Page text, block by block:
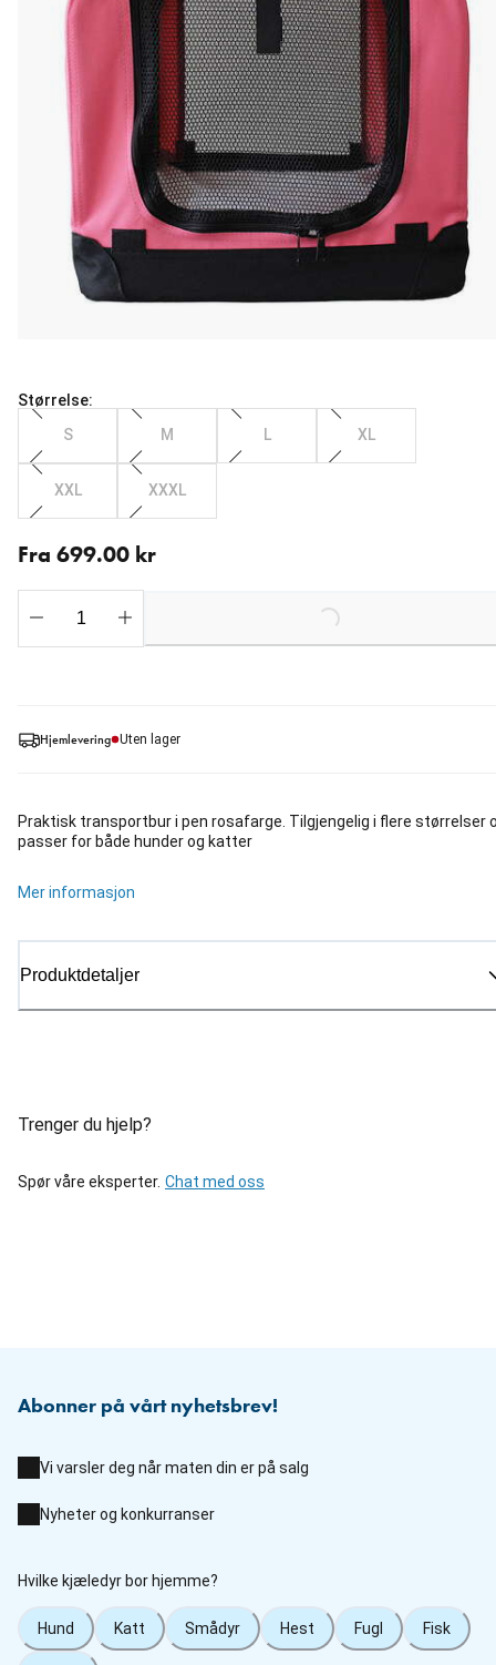
Hjemlevering Uten lager
Praktisk transportbur i pen rosafarge. Tilgjengelig i flere størrelser
passer for både hunder og katter
Mer informasjon
Produktdetaljer
Trenger du hjelp?
Spør våre eksperter. Chat med oss
Størrelse:
S
M L XL
XXL XXXL
Fra 699.00 kr
Loading...
Abonner på vårt nyhetsbrev!
Vi varsler deg når maten din er på salg
Nyheter og konkurranser
Hvilke kjæledyr bor hjemme?
Hund Katt Smådyr Hest Fugl Fisk